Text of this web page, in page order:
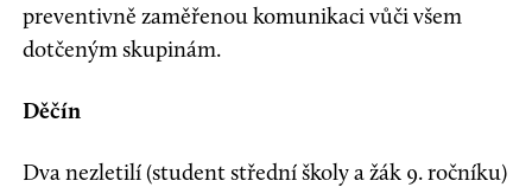
preventivně zaměřenou komunikaci vůči všem
dotčeným skupinám.
Děčín
Dva nezletilí (student střední školy a žák 9. ročníku)